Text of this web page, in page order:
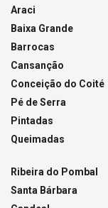
Araci
Baixa Grande
Barrocas
Cansanção
Conceição do Coité
Pé de Serra
Pintadas
Queimadas
Ribeira do Pombal
Santa Bárbara